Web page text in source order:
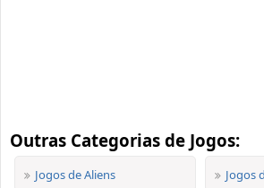
Outras Categorias de Jogos:
Jogos de Aliens Jogos